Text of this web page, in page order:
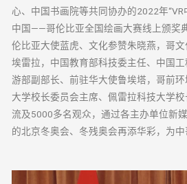
心、中国书画院等共同协办的2022年“VR
中国——哥伦比亚全国绘画大赛线上颁奖
伦比亚大使蓝虎、文化参赞朱晓燕，哥
埃雷拉，中国教育部科技委主任、中国
游部副部长、前驻华大使鲁埃塔，哥前
大学校长委员会主席、佩雷拉科技大学
流及5000多名观众，通过各主办单位新
的北京冬奥会、冬残奥会再添华彩，为中